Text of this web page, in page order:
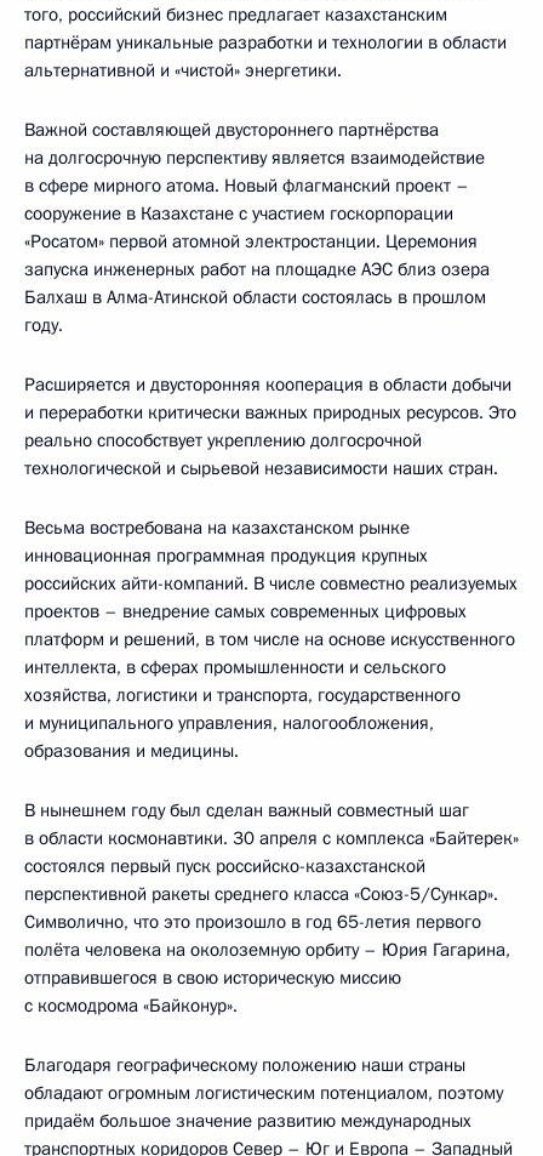
того, российский бизнес предлагает казахстанским
партнёрам уникальные разработки и технологии в области
альтернативной и «чистой» энергетики.
Важной составляющей двустороннего партнёрства
на долгосрочную перспективу является взаимодействие
в сфере мирного атома. Новый флагманский проект –
сооружение в Казахстане с участием госкорпорации
«Росатом» первой атомной электростанции. Церемония
запуска инженерных работ на площадке АЭС близ озера
Балхаш в Алма-Атинской области состоялась в прошлом
году.
Расширяется и двусторонняя кооперация в области добычи
и переработки критически важных природных ресурсов. Это
реально способствует укреплению долгосрочной
технологической и сырьевой независимости наших стран.
Весьма востребована на казахстанском рынке
инновационная программная продукция крупных
российских айти-компаний. В числе совместно реализуемых
проектов – внедрение самых современных цифровых
платформ и решений, в том числе на основе искусственного
интеллекта, в сферах промышленности и сельского
хозяйства, логистики и транспорта, государственного
и муниципального управления, налогообложения,
образования и медицины.
В нынешнем году был сделан важный совместный шаг
в области космонавтики. 30 апреля с комплекса «Байтерек»
состоялся первый пуск российско-казахстанской
перспективной ракеты среднего класса «Союз-5/Сункар».
Символично, что это произошло в год 65-летия первого
полёта человека на околоземную орбиту – Юрия Гагарина,
отправившегося в свою историческую миссию
с космодрома «Байконур».
Благодаря географическому положению наши страны
обладают огромным логистическим потенциалом, поэтому
придаём большое значение развитию международных
транспортных коридоров Север – Юг и Европа – Западный